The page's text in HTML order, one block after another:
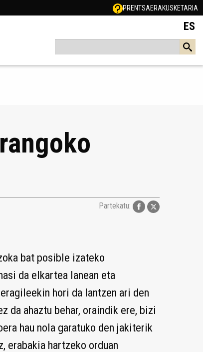
PRENTSAERAKUSKETARIA
ES
Partekatu:
bat posible izateko
da elkartea lanean eta
hori da lantzen ari den
da ahaztu behar, oraindik ere, bizi
hau nola garatuko den jakiterik
erabakia hartzeko orduan